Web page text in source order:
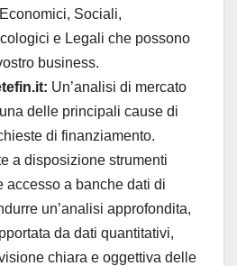
Sociali,
e Legali che possono
business.
Un’analisi di mercato
delle principali cause di
di finanziamento.
a disposizione strumenti
accesso a banche dati di
un’analisi approfondita,
da dati quantitativi,
chiara e oggettiva delle